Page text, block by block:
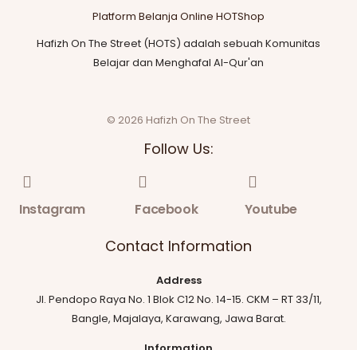
Platform Belanja Online HOTShop
Hafizh On The Street (HOTS) adalah sebuah Komunitas
Belajar dan Menghafal Al-Qur'an
© 2026 Hafizh On The Street
Follow Us:
Instagram Facebook Youtube
Contact Information
Address
Jl. Pendopo Raya No. 1 Blok C12 No. 14-15. CKM – RT 33/11,
Bangle, Majalaya, Karawang, Jawa Barat.